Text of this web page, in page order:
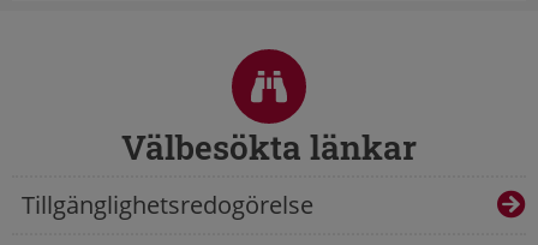
Välbesökta länkar
Tillgänglighetsredogörelse